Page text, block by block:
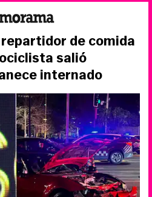
de comida
salió
internado